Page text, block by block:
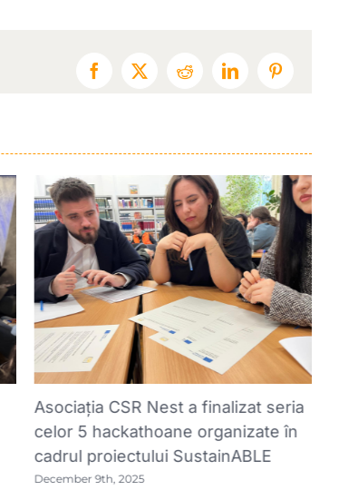
Facebook
X RedditLinkedInPinterest
Asociația CSR Nest a finalizat seria
celor 5 hackathoane organizate în
cadrul proiectului SustainABLE
December 9th, 2025